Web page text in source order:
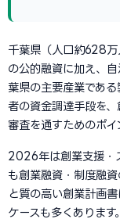
千葉県（人口約628万
の公的融資に加え、
葉県の主要産業であ
者の資金調達手段を、
審査を通すためのポイ
2026年は創業支援・
も創業融資・制度融
と質の高い創業計画
ケースも多くあります。